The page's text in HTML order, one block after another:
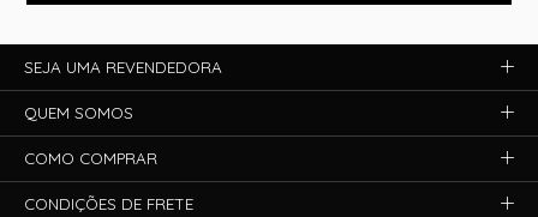
SEJA UMA REVENDEDORA
QUEM SOMOS
COMO COMPRAR
CONDIÇÕES DE FRETE